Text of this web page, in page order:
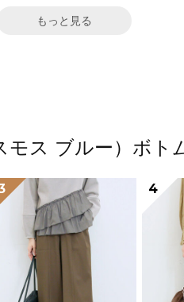
もっと見る
モス ブルー）ボ
4